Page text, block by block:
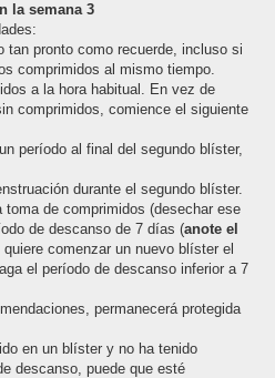
la semana 3
tan pronto como recuerde, incluso si
comprimidos al mismo tiempo.
a la hora habitual. En vez de
comprimidos, comience el siguiente
período al final del segundo blíster,
durante el segundo blíster.
toma de comprimidos (desechar ese
de descanso de 7 días (anote el
comenzar un nuevo blíster el
el período de descanso inferior a 7
permanecerá protegida
en un blíster y no ha tenido
descanso, puede que esté